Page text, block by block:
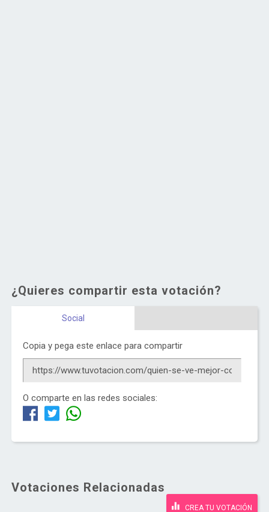
¿Quieres compartir esta votación?
Social
Copia y pega este enlace para compartir
O comparte en las redes sociales:
Votaciones Relacionadas
CREA TU VOTACIÓN